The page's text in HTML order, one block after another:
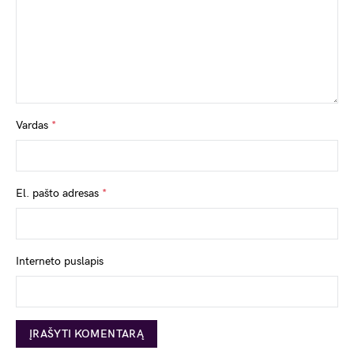
Vardas *
El. pašto adresas *
Interneto puslapis